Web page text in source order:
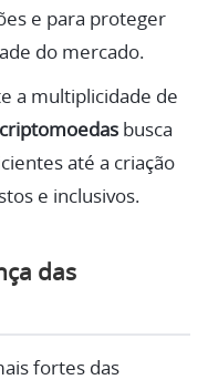
e para proteger
do mercado.
a multiplicidade de
criptomoedas busca
até a criação
e inclusivos.
das
fortes das